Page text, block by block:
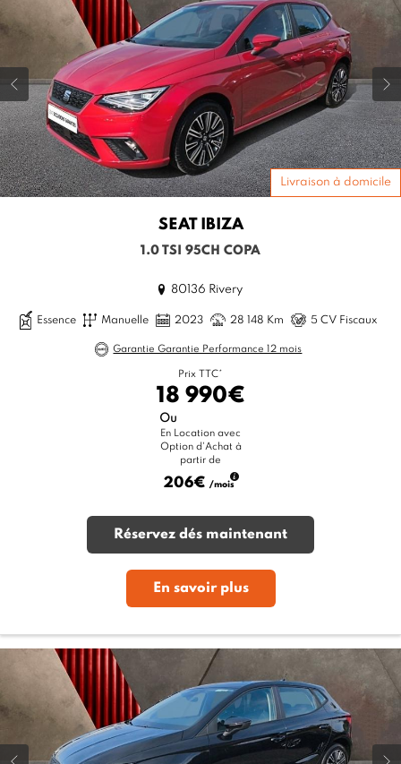
Livraison à domicile
SEAT IBIZA
1.0 TSI 95CH COPA
80136 Rivery
Essence Manuelle 2023 28 148 Km 5 CV Fiscaux
Garantie Garantie Performance 12 mois
Prix TTC*
18 990€
Ou
En Location avec
Option d'Achat à
partir de
206€ /mois
Réservez dés maintenant
En savoir plus